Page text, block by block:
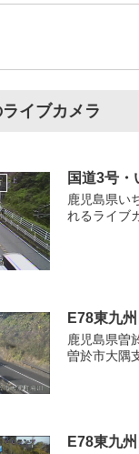
イブカメラ
国道3号
鹿児島県い
れるライブ
E78東九
鹿児島県曽
曽於市大隅
E78東九